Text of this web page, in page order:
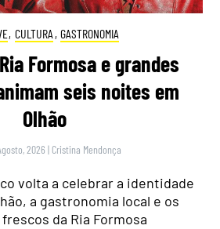
, CULTURA , GASTRONOMIA
Formosa e grandes
seis noites em
Olhão
2026 | Cristina Mendonça
volta a celebrar a identidade
a gastronomia local e os
da Ria Formosa